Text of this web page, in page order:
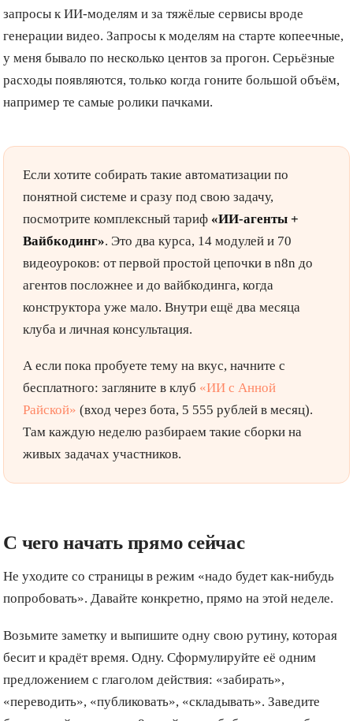
запросы к ИИ-моделям и за тяжёлые сервисы вроде
генерации видео. Запросы к моделям на старте копеечные,
у меня бывало по несколько центов за прогон. Серьёзные
расходы появляются, только когда гоните большой объём,
например те самые ролики пачками.
Если хотите собирать такие автоматизации по
понятной системе и сразу под свою задачу,
посмотрите комплексный тариф «ИИ-агенты +
Вайбкодинг». Это два курса, 14 модулей и 70
видеоуроков: от первой простой цепочки в n8n до
агентов посложнее и до вайбкодинга, когда
конструктора уже мало. Внутри ещё два месяца
клуба и личная консультация.
А если пока пробуете тему на вкус, начните с
бесплатного: загляните в клуб «ИИ с Анной
Райской» (вход через бота, 5 555 рублей в месяц).
Там каждую неделю разбираем такие сборки на
живых задачах участников.
С чего начать прямо сейчас
Не уходите со страницы в режим «надо будет как-нибудь
попробовать». Давайте конкретно, прямо на этой неделе.
Возьмите заметку и выпишите одну свою рутину, которая
бесит и крадёт время. Одну. Сформулируйте её одним
предложением с глаголом действия: «забирать»,
«переводить», «публиковать», «складывать». Заведите